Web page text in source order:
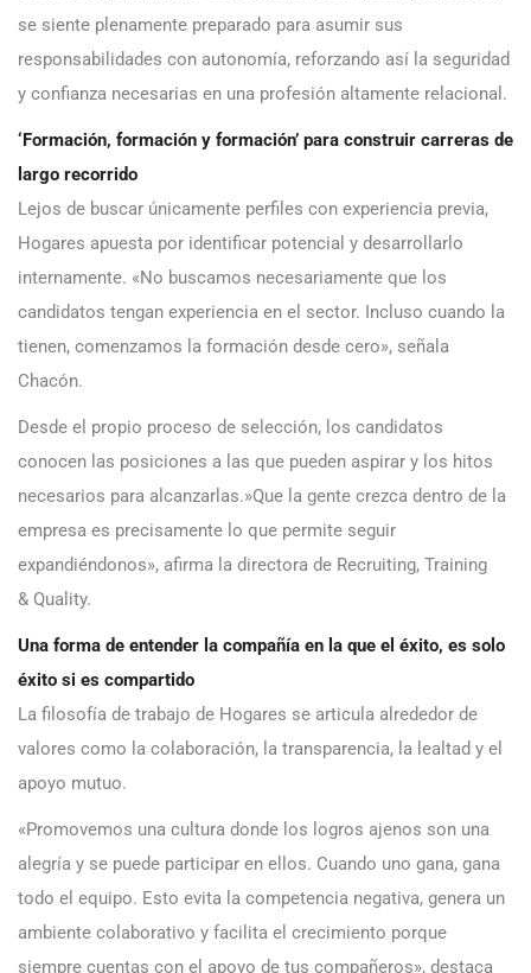
se siente plenamente preparado para asumir sus
responsabilidades con autonomía, reforzando así la seguridad
y confianza necesarias en una profesión altamente relacional.
‘Formación, formación y formación’ para construir carreras de
largo recorrido
Lejos de buscar únicamente perfiles con experiencia previa,
Hogares apuesta por identificar potencial y desarrollarlo
internamente. «No buscamos necesariamente que los
candidatos tengan experiencia en el sector. Incluso cuando la
tienen, comenzamos la formación desde cero», señala
Chacón.
Desde el propio proceso de selección, los candidatos
conocen las posiciones a las que pueden aspirar y los hitos
necesarios para alcanzarlas.»Que la gente crezca dentro de la
empresa es precisamente lo que permite seguir
expandiéndonos», afirma la directora de Recruiting, Training
& Quality.
Una forma de entender la compañía en la que el éxito, es solo
éxito si es compartido
La filosofía de trabajo de Hogares se articula alrededor de
valores como la colaboración, la transparencia, la lealtad y el
apoyo mutuo.
«Promovemos una cultura donde los logros ajenos son una
alegría y se puede participar en ellos. Cuando uno gana, gana
todo el equipo. Esto evita la competencia negativa, genera un
ambiente colaborativo y facilita el crecimiento porque
siempre cuentas con el apoyo de tus compañeros», destaca